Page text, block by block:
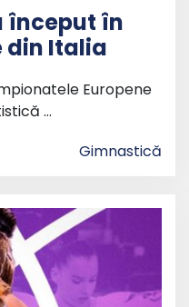
început în
din Italia
Europene
…
Gimnastică